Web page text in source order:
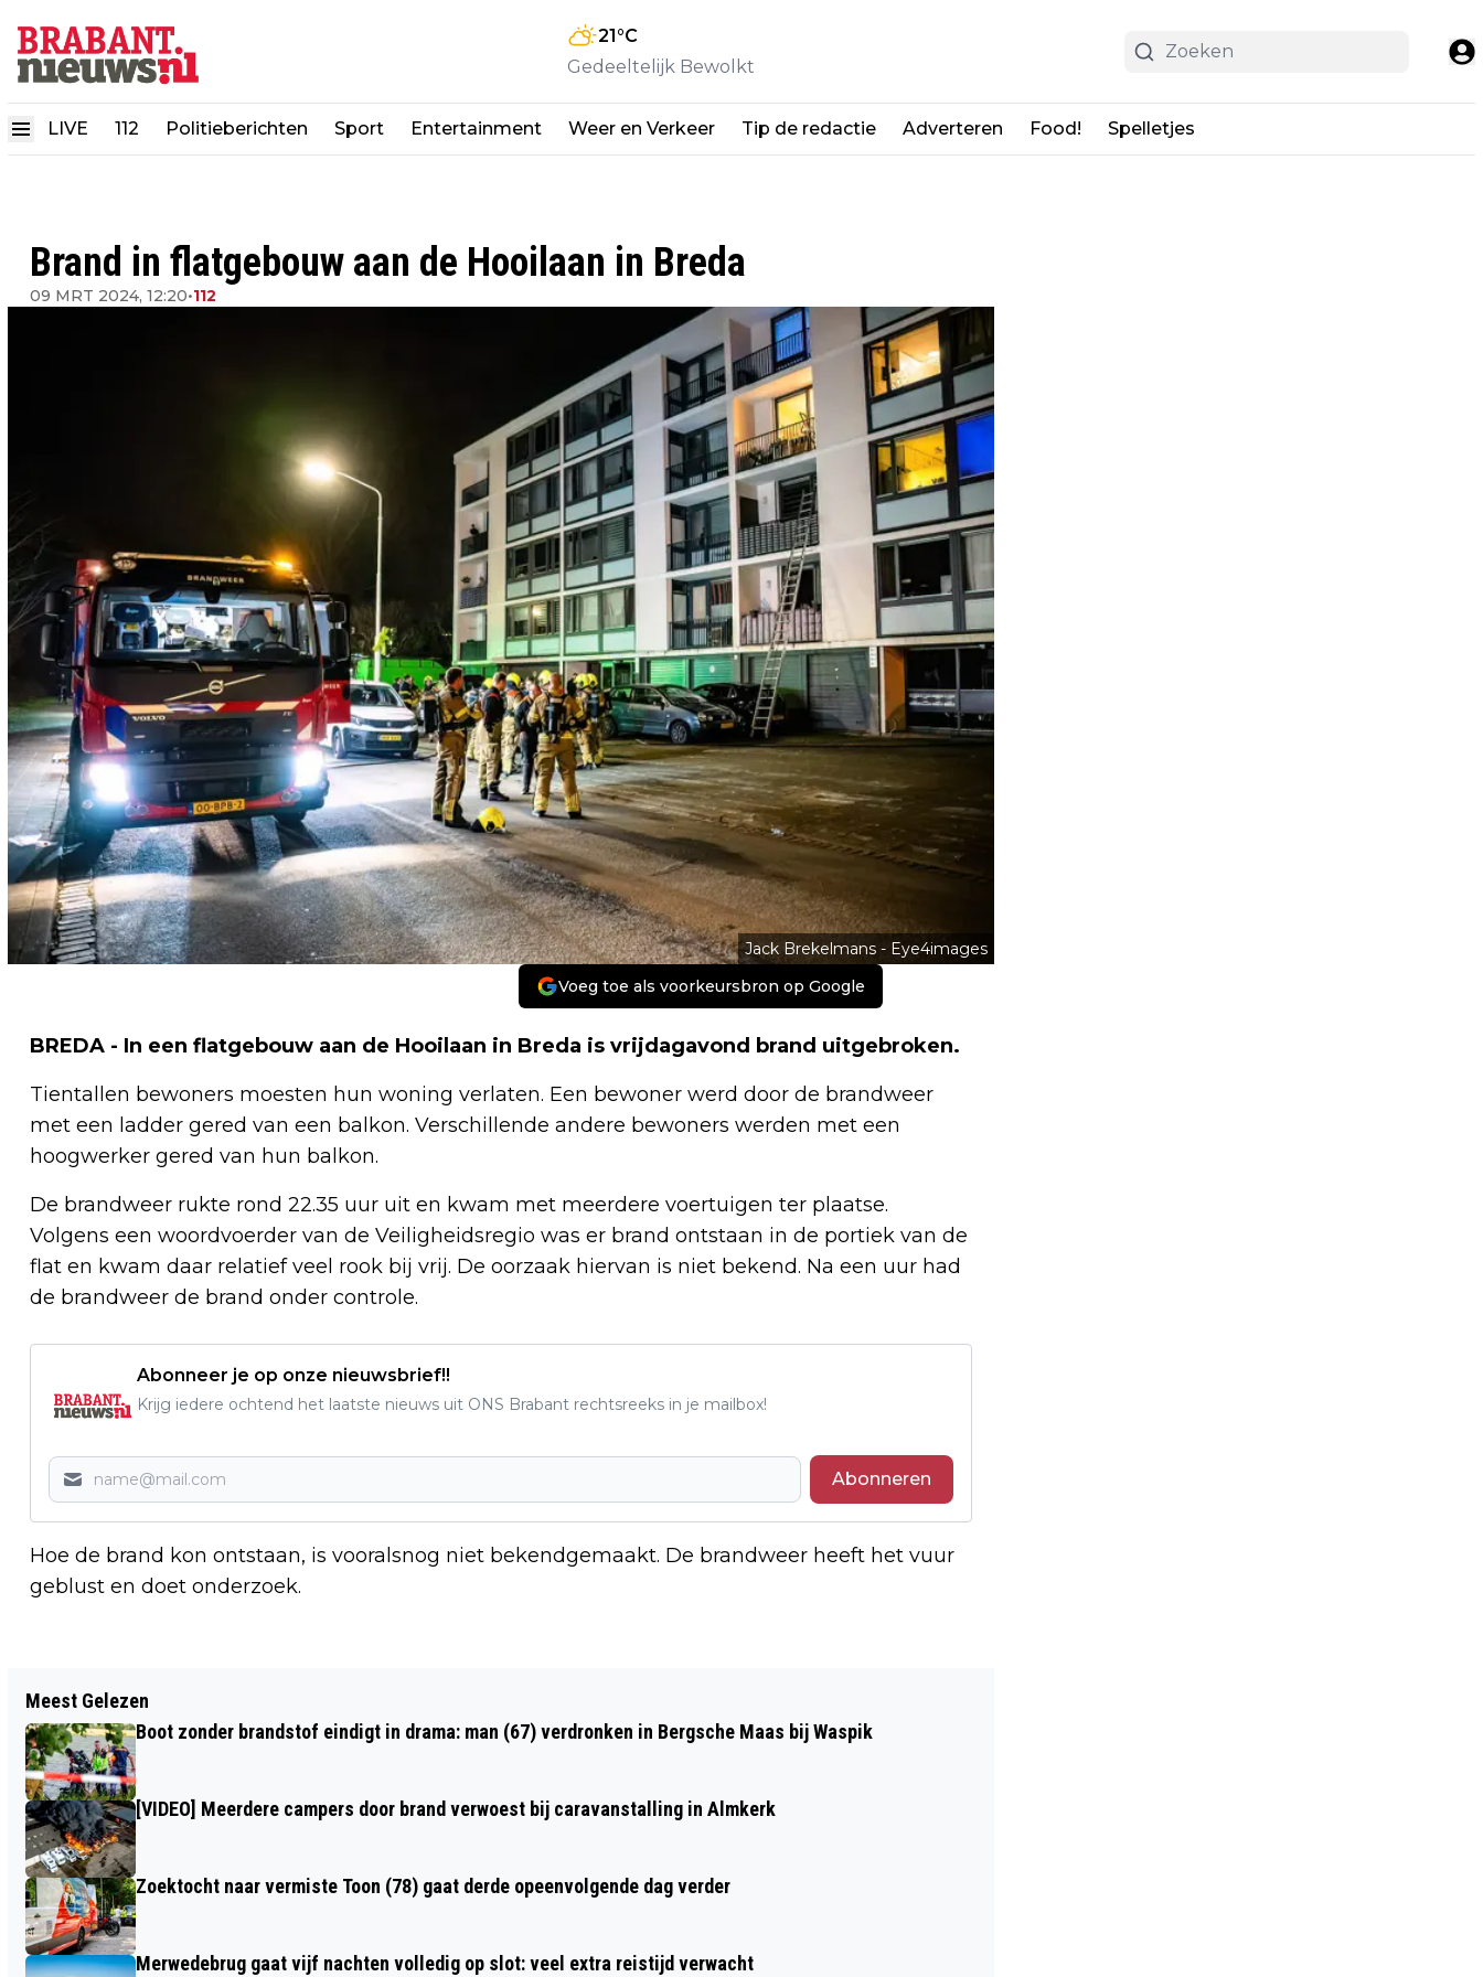
21°C
Gedeeltelijk Bewolkt
LIVE 112 Politieberichten Sport Entertainment Weer en Verkeer Tip de redactie Adverteren Food! Spelletjes
Brand in flatgebouw aan de Hooilaan in Breda
09 MRT 2024, 12:20•112
Jack Brekelmans - Eye4images
Voeg toe als voorkeursbron op Google
BREDA - In een flatgebouw aan de Hooilaan in Breda is vrijdagavond brand uitgebroken.
Tientallen bewoners moesten hun woning verlaten. Een bewoner werd door de brandweer
met een ladder gered van een balkon. Verschillende andere bewoners werden met een
hoogwerker gered van hun balkon.
De brandweer rukte rond 22.35 uur uit en kwam met meerdere voertuigen ter plaatse.
Volgens een woordvoerder van de Veiligheidsregio was er brand ontstaan in de portiek van de
flat en kwam daar relatief veel rook bij vrij. De oorzaak hiervan is niet bekend. Na een uur had
de brandweer de brand onder controle.
Abonneer je op onze nieuwsbrief!!
Krijg iedere ochtend het laatste nieuws uit ONS Brabant rechtsreeks in je mailbox!
Abonneren
Hoe de brand kon ontstaan, is vooralsnog niet bekendgemaakt. De brandweer heeft het vuur
geblust en doet onderzoek.
BRANDEND VOORWERP NAAR WONING
JAN STEENLAAN GEGOOID IN
OOSTERHOUT
TILBURG IN BRAND GESTOKEN
Meest Gelezen
Boot zonder brandstof eindigt in drama: man (67) verdronken in Bergsche Maas bij Waspik
[VIDEO] Meerdere campers door brand verwoest bij caravanstalling in Almkerk
Zoektocht naar vermiste Toon (78) gaat derde opeenvolgende dag verder
Merwedebrug gaat vijf nachten volledig op slot: veel extra reistijd verwacht